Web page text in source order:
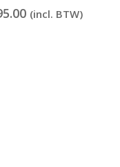
(incl. BTW)